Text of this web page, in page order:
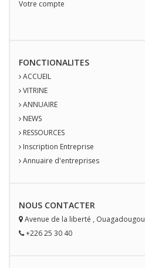
Votre compte
FONCTIONALITES
ACCUEIL
VITRINE
ANNUAIRE
NEWS
RESSOURCES
Inscription Entreprise
Annuaire d'entreprises
NOUS CONTACTER
Avenue de la liberté , Ouagadougou
+226 25 30 40